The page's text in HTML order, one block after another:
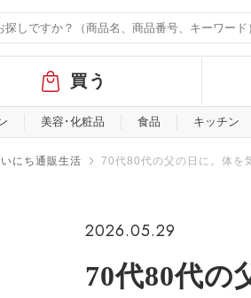
買う
美容･化粧品 食品 キッチン
いにち通販生活 70代80代の父の日に。体を
2026.05.29
70代80代の